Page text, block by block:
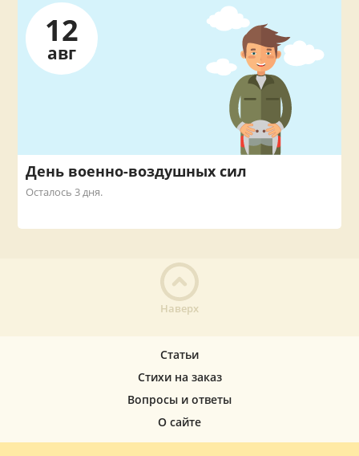
12
авг
День военно-воздушных сил
Осталось 3 дня.
Наверх
Статьи
Стихи на заказ
Вопросы и ответы
О сайте